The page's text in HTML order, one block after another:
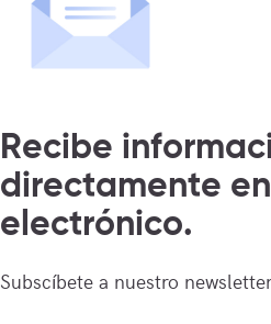
Recibe
directamente
electrónico.
Subscíbete a nuestro